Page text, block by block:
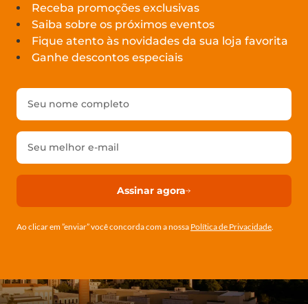
Receba promoções exclusivas
Saiba sobre os próximos eventos
Fique atento às novidades da sua loja favorita
Ganhe descontos especiais
Assinar agora
Ao clicar em ”enviar” você concorda com a nossa Política de Privacidade